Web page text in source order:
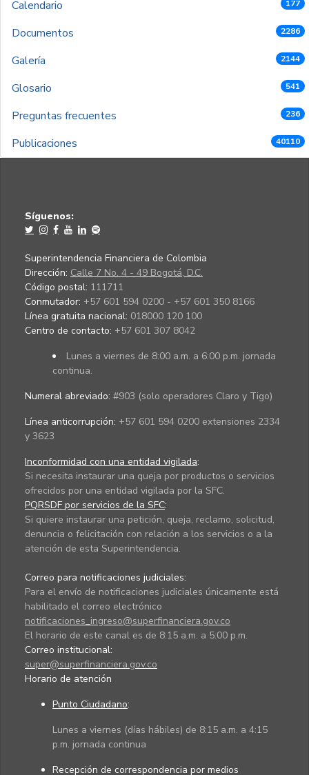
Calendario
177
Documentos 2286
Galería 2144
Glosario 541
Preguntas frecuentes 236
Publicaciones 40110
Síguenos:
Superintendencia Financiera de Colombia
Dirección: Calle 7 No. 4 - 49 Bogotá, D.C.
Código postal: 111711
Conmutador: +57 601 594 0200 - +57 601 350 8166
Línea gratuita nacional: 018000 120 100
Centro de contacto: +57 601 307 8042
Lunes a viernes de 8:00 a.m. a 6:00 p.m. jornada
continua.
Numeral abreviado: #903 (solo operadores Claro y Tigo)
Línea anticorrupción: +57 601 594 0200 extensiones 2334
y 3623
Inconformidad con una entidad vigilada:
Si necesita instaurar una queja por productos o servicios
ofrecidos por una entidad vigilada por la SFC.
PQRSDF por servicios de la SFC:
Si quiere instaurar una petición, queja, reclamo, solicitud,
denuncia o felicitación con relación a los servicios o a la
atención de esta Superintendencia.
Correo para notificaciones judiciales:
Para el envío de notificaciones judiciales únicamente está
habilitado el correo electrónico
notificaciones_ingreso@superfinanciera.gov.co
El horario de este canal es de 8:15 a.m. a 5:00 p.m.
Correo institucional:
super@superfinanciera.gov.co
Horario de atención
Punto Ciudadano:
Lunes a viernes (días hábiles) de 8:15 a.m. a 4:15
p.m. jornada continua
Recepción de correspondencia por medios